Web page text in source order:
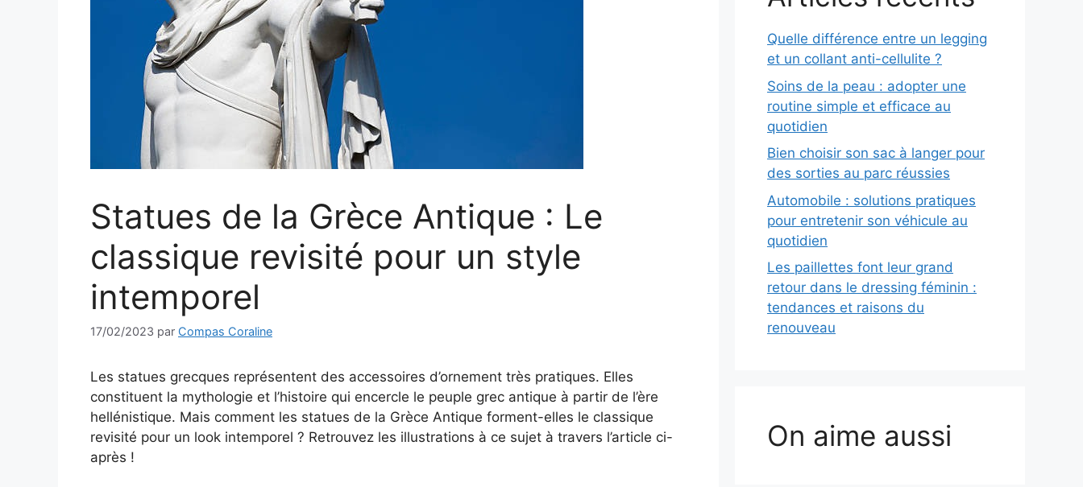
Statues de la Grèce Antique : Le
classique revisité pour un style
intemporel
17/02/2023 par Compas Coraline
Les statues grecques représentent des accessoires d’ornement très pratiques. Elles
constituent la mythologie et l’histoire qui encercle le peuple grec antique à partir de l’ère
hellénistique. Mais comment les statues de la Grèce Antique forment-elles le classique
revisité pour un look intemporel ? Retrouvez les illustrations à ce sujet à travers l’article ci-
après !
Quelle différence entre un legging
et un collant anti-cellulite ?
Soins de la peau : adopter une
routine simple et efficace au
quotidien
Bien choisir son sac à langer pour
des sorties au parc réussies
Automobile : solutions pratiques
pour entretenir son véhicule au
quotidien
Les paillettes font leur grand
retour dans le dressing féminin :
tendances et raisons du
renouveau
On aime aussi